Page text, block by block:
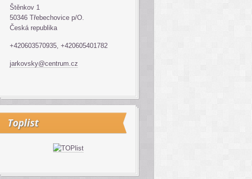
Štěnkov 1
50346 Třebechovice p/O.
Česká republika
+420603570935, +420605401782
jarkovsky@centrum.cz
Toplist